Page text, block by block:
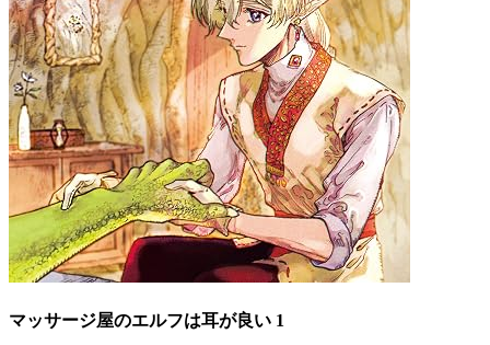
マッサージ屋のエルフは耳が良い 1